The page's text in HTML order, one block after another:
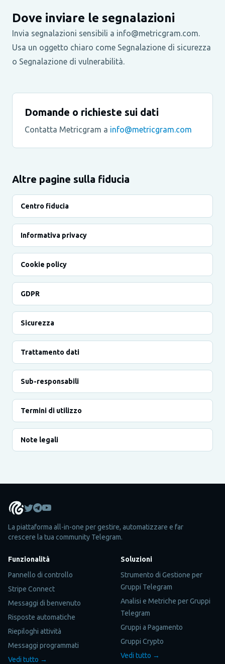
Dove inviare le segnalazioni
Invia segnalazioni sensibili a info@metricgram.com.
Usa un oggetto chiaro come Segnalazione di sicurezza
o Segnalazione di vulnerabilità.
Domande o richieste sui dati
Contatta Metricgram a info@metricgram.com
Altre pagine sulla fiducia
Centro fiducia
Informativa privacy
Cookie policy
GDPR
Sicurezza
Trattamento dati
Sub-responsabili
Termini di utilizzo
Note legali
La piattaforma all-in-one per gestire, automatizzare e far
crescere la tua community Telegram.
Funzionalità
Pannello di controllo
Stripe Connect
Messaggi di benvenuto
Risposte automatiche
Riepiloghi attività
Messaggi programmati
Vedi tutto →
Soluzioni
Strumento di Gestione per
Gruppi Telegram
Analisi e Metriche per Gruppi
Telegram
Gruppi a Pagamento
Gruppi Crypto
Vedi tutto →